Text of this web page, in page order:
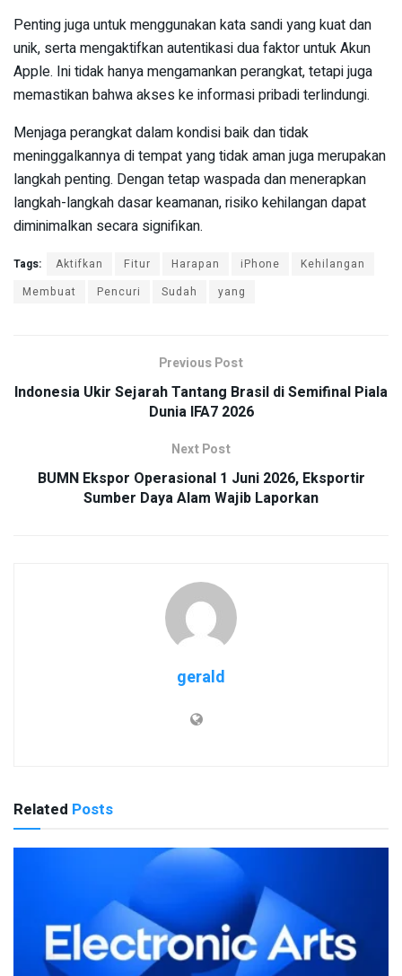
Penting juga untuk menggunakan kata sandi yang kuat dan
unik, serta mengaktifkan autentikasi dua faktor untuk Akun
Apple. Ini tidak hanya mengamankan perangkat, tetapi juga
memastikan bahwa akses ke informasi pribadi terlindungi.
Menjaga perangkat dalam kondisi baik dan tidak
meninggalkannya di tempat yang tidak aman juga merupakan
langkah penting. Dengan tetap waspada dan menerapkan
langkah-langkah dasar keamanan, risiko kehilangan dapat
diminimalkan secara signifikan.
Tags: Aktifkan Fitur Harapan iPhone
Kehilangan
Membuat
Pencuri Sudah yang
Previous Post
Indonesia Ukir Sejarah Tantang Brasil di Semifinal Piala
Dunia IFA7 2026
Next Post
BUMN Ekspor Operasional 1 Juni 2026, Eksportir
Sumber Daya Alam Wajib Laporkan
gerald
Related Posts